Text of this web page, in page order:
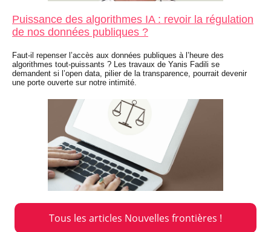
Puissance des algorithmes IA : revoir la régulation
de nos données publiques ?
Faut-il repenser l’accès aux données publiques à l’heure des
algorithmes tout-puissants ? Les travaux de Yanis Fadili se
demandent si l’open data, pilier de la transparence, pourrait devenir
une porte ouverte sur notre intimité.
Tous les articles Nouvelles frontières !